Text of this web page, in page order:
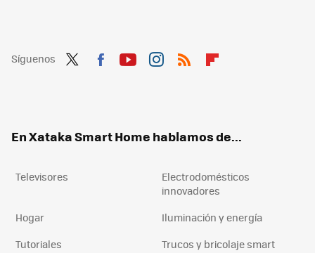
Síguenos
En Xataka Smart Home hablamos de...
Televisores
Electrodomésticos
innovadores
Hogar
Iluminación y energía
Tutoriales
Trucos y bricolaje smart